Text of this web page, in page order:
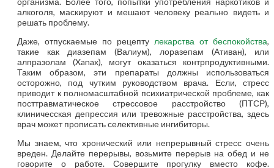
алкоголя, маскируют и мешают человеку реально видеть и
решать проблему.
Даже, отпускаемые по рецепту лекарства от беспокойства,
такие как диазепам (Валиум), лоразепам (Ативан), или
алпразолам (Xanax), могут оказаться контрпродуктивными.
Таким образом, эти препараты должны использоваться
осторожно, под чутким руководством врача. Если, стресс
приводит к полномасштабной психиатрической проблеме, как
посттравматическое стрессовое расстройство (ПТСР),
клиничесская депрессия или тревожные расстройства, здесь
врач может прописать селективные ингибиторы.
Мы знаем, что хронический или непрерывный стресс очень
вреден. Делайте перерывы, возьмите перерыв на обед и не
говорите о работе. Совершите прогулку вместо кофе.